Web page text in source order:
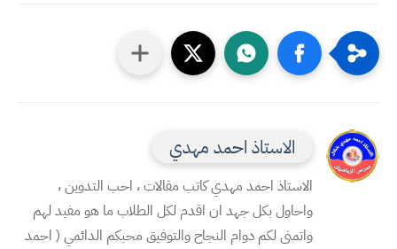
الاستاذ احمد مهدي
الاستاذ احمد مهدي كاتب مقالات ، احب التدوين ،
واحاول بكل جهد ان اقدم لكل الطلاب ما هو مفيد لهم
واتمنى لكم دوام النجاح والتوفيق محبكم الدائمي ( احمد